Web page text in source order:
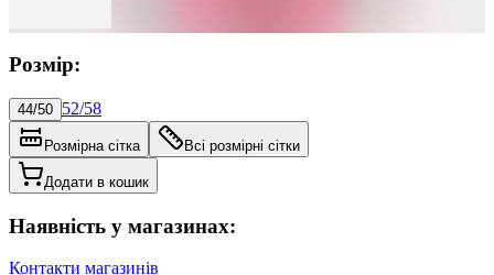
Розмір:
44/50 52/58
Розмірна сітка Всі розмірні сітки
Додати в кошик
Наявність у магазинах:
Контакти магазинів